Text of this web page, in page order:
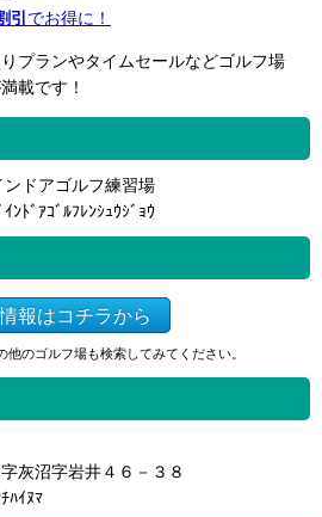
引 でお得に！
プランやタイムセールなどゴルフ場
載です！
ンドアゴルフ練習場
ｲﾝﾄﾞｱｺﾞﾙﾌﾚﾝｼｭｳｼﾞｮｳ
報はコチラから
のゴルフ場も検索してみてください。
灰沼字岩井４６－３８
ﾊｲﾇﾏ